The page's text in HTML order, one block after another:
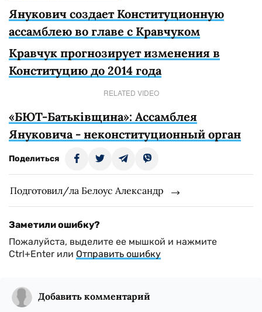
Янукович создает Конституционную
ассамблею во главе с Кравчуком
Кравчук прогнозирует изменения в
Конституцию до 2014 года
RELATED VIDEO
«БЮТ-Батьківщина»: Ассамблея
Януковича - неконституционный орган
Поделиться
Подготовил/ла Белоус Александр
Заметили ошибку?
Пожалуйста, выделите ее мышкой и нажмите
Ctrl+Enter или Отправить ошибку
Добавить комментарий